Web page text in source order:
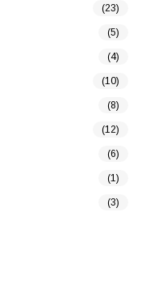
(23)
(5)
(4)
(10)
(8)
(12)
(6)
(1)
(3)